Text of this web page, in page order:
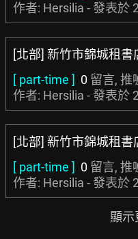
作者: Hersilia - 發表於
[北部] 新竹市錦城租書
[ part-time ] 0 留言, 推
作者: Hersilia - 發表於
[北部] 新竹市錦城租書
[ part-time ] 0 留言, 推
作者: Hersilia - 發表於
顯示